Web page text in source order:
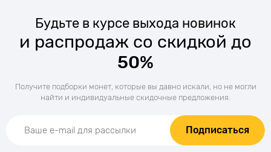
Будьте в курсе выхода новинок
и распродаж со скидкой до
50%
Получите подборки монет, которые вы давно искали, но не могли
найти и индивидуальные скидочные предложения.
Подписаться